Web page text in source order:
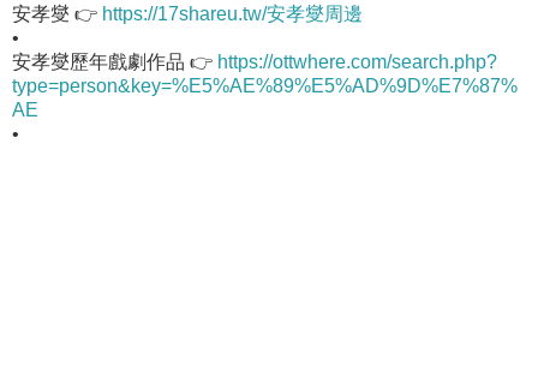
安孝燮 👉 https://17shareu.tw/安孝燮周邊
•
安孝燮歷年戲劇作品 👉 https://ottwhere.com/search.php?
type=person&key=%E5%AE%89%E5%AD%9D%E7%87%
AE
•